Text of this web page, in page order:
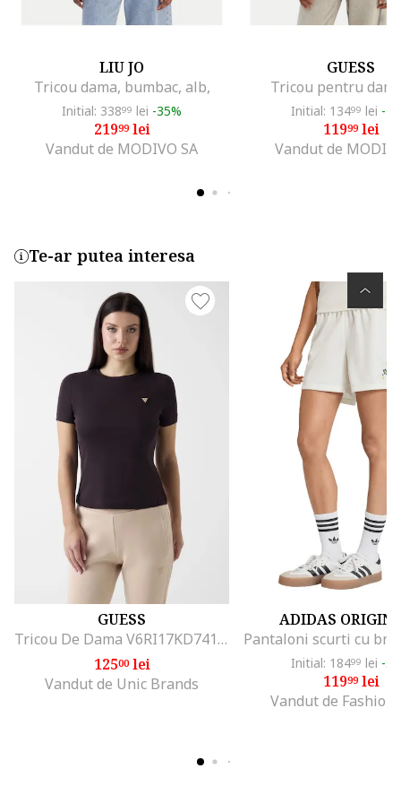
LIU JO
Tricou dama, bumbac, alb,
Initial: 33899 lei -35%
21999lei
Vandut de MODIVO SA
GUESS
Tricou pentru
Initial: 13499 lei -
11999lei
Vandut de
Te-ar putea interesa
GUESS
Tricou De Dama V6RI17KD741, Negru
12500lei
Vandut de Unic Brands
ADIDAS
Initial: 18499 lei -
11999lei
Vandut de Fashion